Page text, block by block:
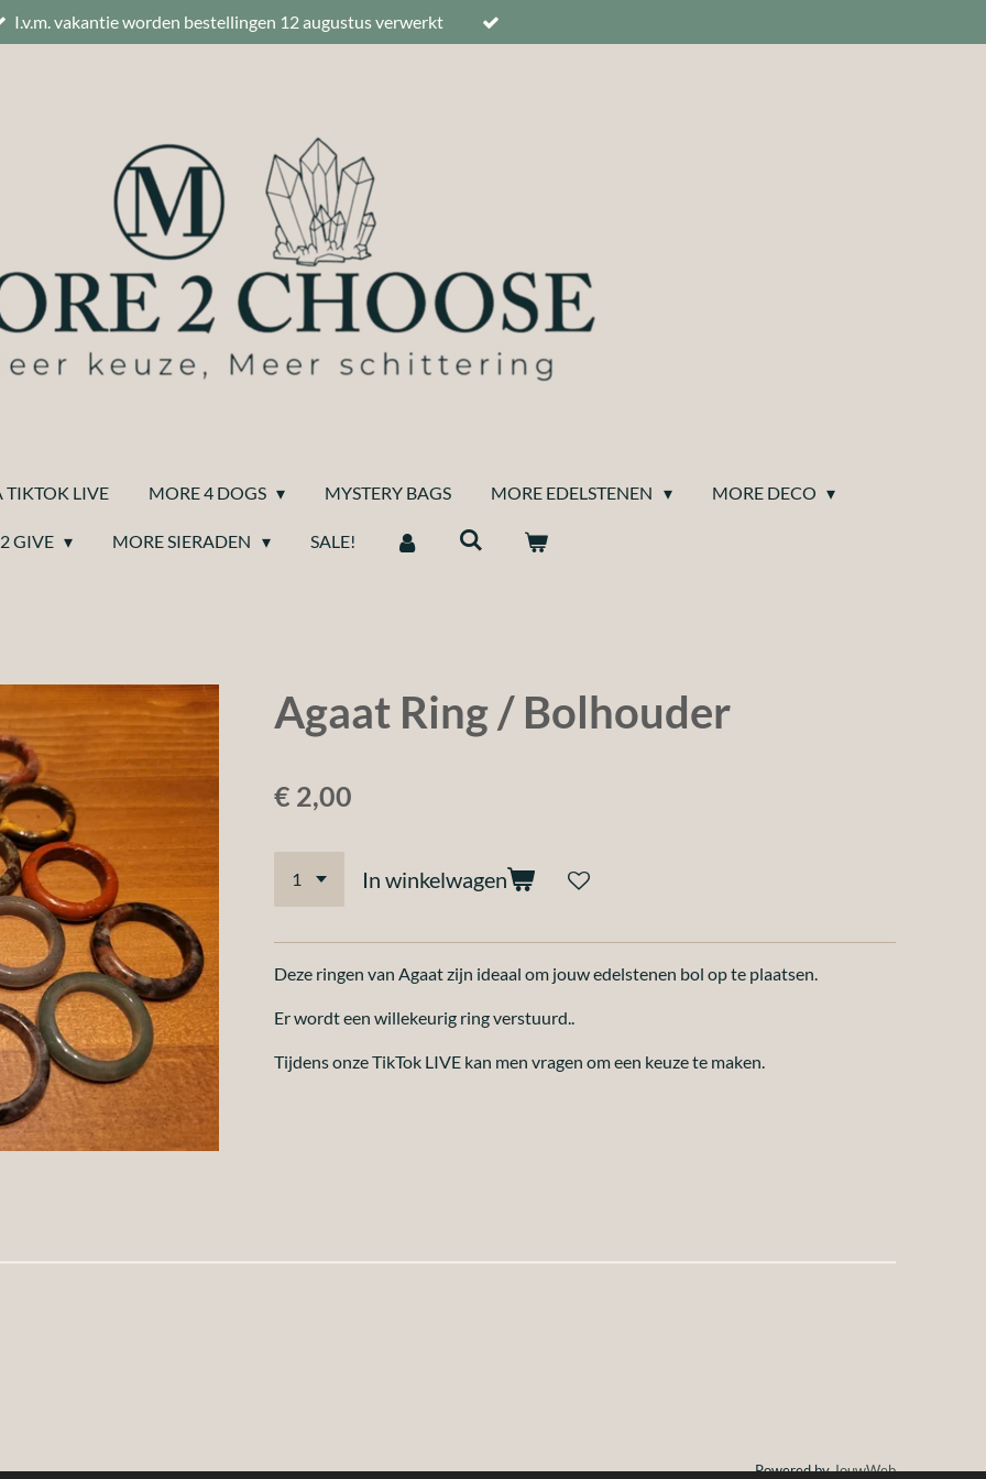
I.v.m. vakantie worden bestellingen 12 augustus verwerkt
LIVE MORE 4 DOGS MYSTERY BAGS MORE EDELSTENEN MORE DECO
GIVE MORE SIERADEN SALE!
Agaat Ring / Bolhouder
€ 2,00
In winkelwagen
Deze ringen van Agaat zijn ideaal om jouw edelstenen bol op te plaatsen.
Er wordt een willekeurig ring verstuurd..
Tijdens onze TikTok LIVE kan men vragen om een keuze te maken.
Powered byJouwWeb